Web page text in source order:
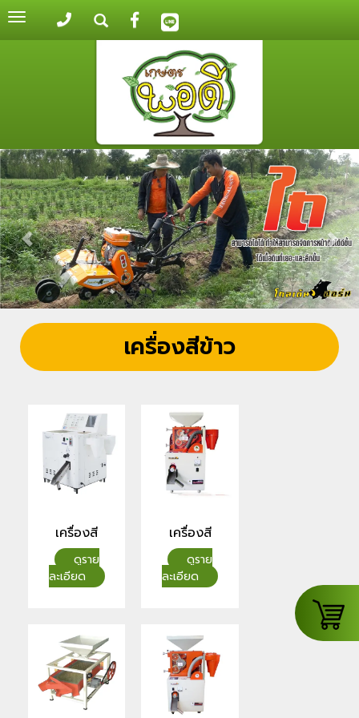
Toggle
navigation
เครื่องสีข้าว
เครื่องสี
ข้าว
(2ระบบ)
CLP รุ่น
CR80N1
เครื่องสี
ข้าวสิงห์
สยาม
MS100RM
(2ระบบ)